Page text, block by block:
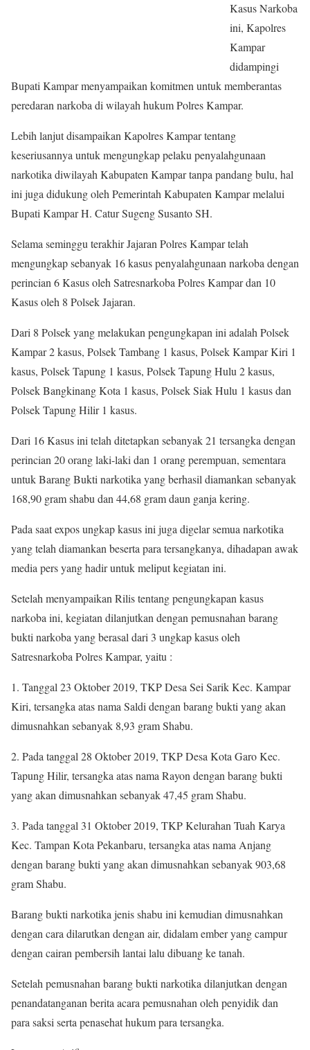
Kasus Narkoba
ini, Kapolres
Kampar
didampingi
Bupati Kampar menyampaikan komitmen untuk memberantas
peredaran narkoba di wilayah hukum Polres Kampar.
Lebih lanjut disampaikan Kapolres Kampar tentang
keseriusannya untuk mengungkap pelaku penyalahgunaan
narkotika diwilayah Kabupaten Kampar tanpa pandang bulu, hal
ini juga didukung oleh Pemerintah Kabupaten Kampar melalui
Bupati Kampar H. Catur Sugeng Susanto SH.
Selama seminggu terakhir Jajaran Polres Kampar telah
mengungkap sebanyak 16 kasus penyalahgunaan narkoba dengan
perincian 6 Kasus oleh Satresnarkoba Polres Kampar dan 10
Kasus oleh 8 Polsek Jajaran.
Dari 8 Polsek yang melakukan pengungkapan ini adalah Polsek
Kampar 2 kasus, Polsek Tambang 1 kasus, Polsek Kampar Kiri 1
kasus, Polsek Tapung 1 kasus, Polsek Tapung Hulu 2 kasus,
Polsek Bangkinang Kota 1 kasus, Polsek Siak Hulu 1 kasus dan
Polsek Tapung Hilir 1 kasus.
Dari 16 Kasus ini telah ditetapkan sebanyak 21 tersangka dengan
perincian 20 orang laki-laki dan 1 orang perempuan, sementara
untuk Barang Bukti narkotika yang berhasil diamankan sebanyak
168,90 gram shabu dan 44,68 gram daun ganja kering.
Pada saat expos ungkap kasus ini juga digelar semua narkotika
yang telah diamankan beserta para tersangkanya, dihadapan awak
media pers yang hadir untuk meliput kegiatan ini.
Setelah menyampaikan Rilis tentang pengungkapan kasus
narkoba ini, kegiatan dilanjutkan dengan pemusnahan barang
bukti narkoba yang berasal dari 3 ungkap kasus oleh
Satresnarkoba Polres Kampar, yaitu :
1. Tanggal 23 Oktober 2019, TKP Desa Sei Sarik Kec. Kampar
Kiri, tersangka atas nama Saldi dengan barang bukti yang akan
dimusnahkan sebanyak 8,93 gram Shabu.
2. Pada tanggal 28 Oktober 2019, TKP Desa Kota Garo Kec.
Tapung Hilir, tersangka atas nama Rayon dengan barang bukti
yang akan dimusnahkan sebanyak 47,45 gram Shabu.
3. Pada tanggal 31 Oktober 2019, TKP Kelurahan Tuah Karya
Kec. Tampan Kota Pekanbaru, tersangka atas nama Anjang
dengan barang bukti yang akan dimusnahkan sebanyak 903,68
gram Shabu.
Barang bukti narkotika jenis shabu ini kemudian dimusnahkan
dengan cara dilarutkan dengan air, didalam ember yang campur
dengan cairan pembersih lantai lalu dibuang ke tanah.
Setelah pemusnahan barang bukti narkotika dilanjutkan dengan
penandatanganan berita acara pemusnahan oleh penyidik dan
para saksi serta penasehat hukum para tersangka.